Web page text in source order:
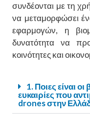
συνδέονται με τη
να μεταμορφώσει
εφαρμογών, η
δυνατότητα να
κοινότητες και
1. Ποιες είναι
ευκαιρίες που
drones στην